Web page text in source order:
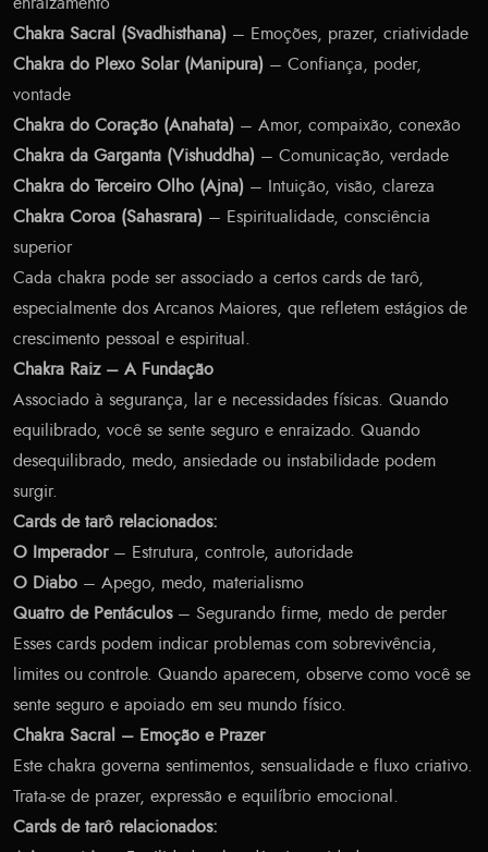
enraizamento
Chakra Sacral (Svadhisthana) – Emoções, prazer, criatividade
Chakra do Plexo Solar (Manipura) – Confiança, poder,
vontade
Chakra do Coração (Anahata) – Amor, compaixão, conexão
Chakra da Garganta (Vishuddha) – Comunicação, verdade
Chakra do Terceiro Olho (Ajna) – Intuição, visão, clareza
Chakra Coroa (Sahasrara) – Espiritualidade, consciência
superior
Cada chakra pode ser associado a certos cards de tarô,
especialmente dos Arcanos Maiores, que refletem estágios de
crescimento pessoal e espiritual.
Chakra Raiz – A Fundação
Associado à segurança, lar e necessidades físicas. Quando
equilibrado, você se sente seguro e enraizado. Quando
desequilibrado, medo, ansiedade ou instabilidade podem
surgir.
Cards de tarô relacionados:
O Imperador– Estrutura, controle, autoridade
O Diabo – Apego, medo, materialismo
Quatro de Pentáculos– Segurando firme, medo de perder
Esses cards podem indicar problemas com sobrevivência,
limites ou controle. Quando aparecem, observe como você se
sente seguro e apoiado em seu mundo físico.
Chakra Sacral – Emoção e Prazer
Este chakra governa sentimentos, sensualidade e fluxo criativo.
Trata-se de prazer, expressão e equilíbrio emocional.
Cards de tarô relacionados: